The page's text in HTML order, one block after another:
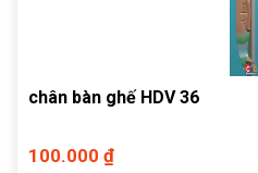
chân bàn ghế HDV 36
100.000 ₫